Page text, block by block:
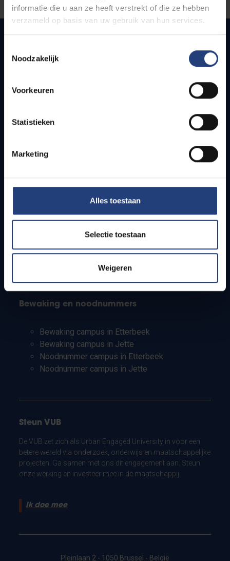
informatie die u aan ze heeft verstrekt of die ze hebben
verzameld op basis van uw gebruik van hun services.
Noodzakelijk
Voorkeuren
Statistieken
Marketing
Alles toestaan
Selectie toestaan
Weigeren
Snel naar
Bereikbaarheid
Studenten
PhD-studenten
Leerkrachten en secundaire scholen
Bewaking en noodnummers
Bewaking campus in Etterbeek
Bewaking campus in Jette
Noodnummer campus in Etterbeek
Noodnummer campus in Jette
Steun VUB
De VUB zet zich als Urban Engaged University in voor een
betere wereld via onderzoek, onderwijs en maatschappelijke
projecten. Ga samen met ons dit engagement aan. Steun
onze werking en investeer mee in de maatschappij.
Ik doe mee
Pleinlaan 2 - 1050 Brussel - België